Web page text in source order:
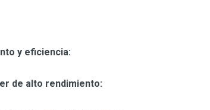
y eficiencia:
de alto rendimiento: